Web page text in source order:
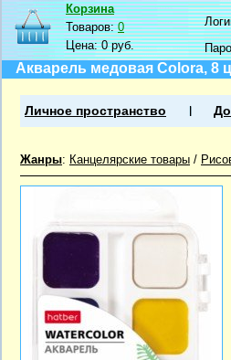
Корзина
Товаров:0
Цена:0 руб.
Акварель медовая Colora, 8
Личное пространство
Жанры: Канцелярские товары /